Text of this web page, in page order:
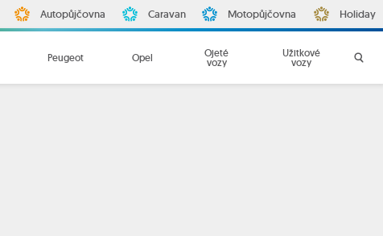
Autopůjčovna Caravan Motopůjčovna Holiday
Peugeot Opel
Ojeté
vozy
Užitkové
vozy